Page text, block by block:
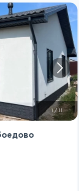
/11